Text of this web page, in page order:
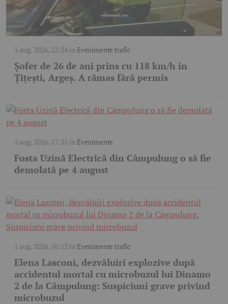
3 aug. 2026, 22:24în Evenimente trafic
Șofer de 26 de ani prins cu 118 km/h în
Țițești, Argeș. A rămas fără permis
3 aug. 2026, 17:35 în Evenimente
Fosta Uzină Electrică din Câmpulung o să fie
demolată pe 4 august
1 aug. 2026, 16:12 în Evenimente trafic
Elena Lasconi, dezvăluiri explozive după
accidentul mortal cu microbuzul lui Dinamo
2 de la Câmpulung: Suspiciuni grave privind
microbuzul